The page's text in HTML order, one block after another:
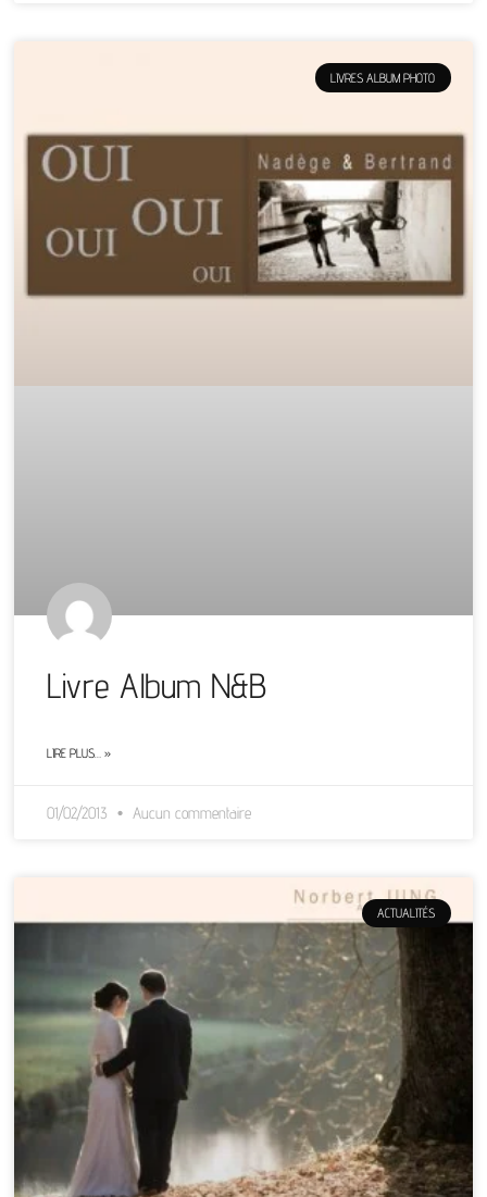
LIVRES ALBUM PHOTO
Livre Album N&B
LIRE PLUS… »
01/02/2013 Aucun commentaire
ACTUALITÉS